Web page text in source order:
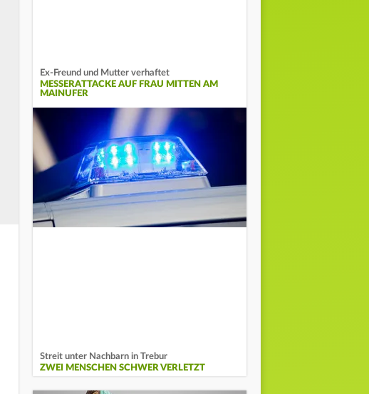
Ex-Freund und Mutter verhaftet
MESSERATTACKE AUF FRAU MITTEN AM
MAINUFER
Streit unter Nachbarn in Trebur
ZWEI MENSCHEN SCHWER VERLETZT